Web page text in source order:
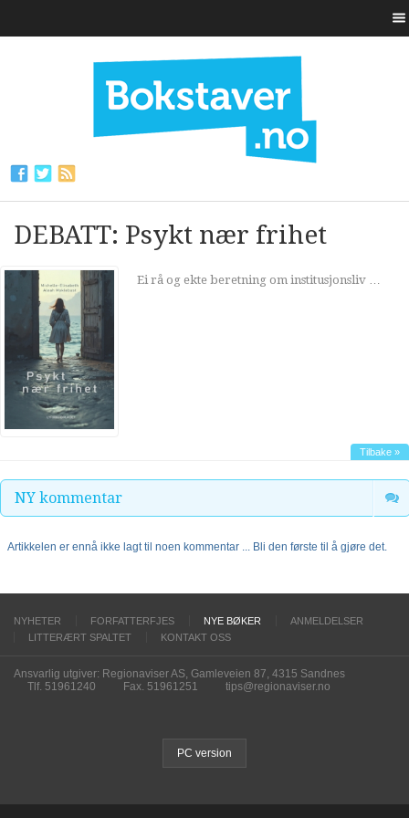
DEBATT: Psykt nær frihet
Ei rå og ekte beretning om institusjonsliv …
Tilbake »
NY kommentar
Artikkelen er ennå ikke lagt til noen kommentar ... Bli den første til å gjøre det.
NYHETER FORFATTERFJES NYE BØKER
ANMELDELSER
LITTERÆRT SPALTET
KONTAKT OSS
Ansvarlig utgiver: Regionaviser AS, Gamleveien 87, 4315 Sandnes
Tlf. 51961240
Fax. 51961251 tips@regionaviser.no
PC version